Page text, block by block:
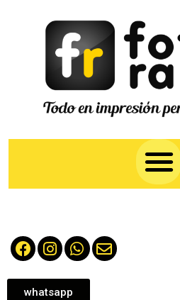
whatsapp